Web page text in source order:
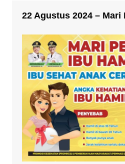
22 Agustus 2024 – Mari